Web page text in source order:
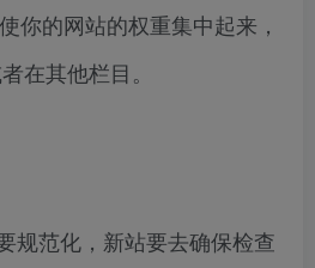
你的网站的权重集中起来，
在其他栏目。
规范化，新站要去确保检查